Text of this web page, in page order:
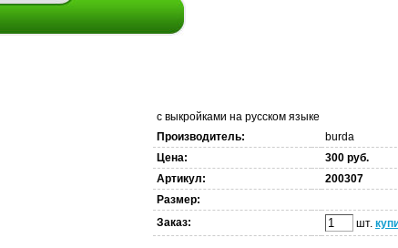
с выкройками на русском языке
Производитель:
burda
Цена:
300 руб.
Артикул:
200307
Размер:
Заказ:
шт.